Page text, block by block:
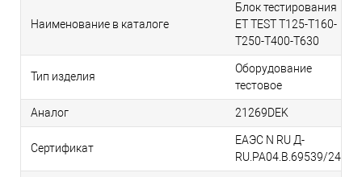
Наименование в каталоге
Блок тестирования
ET TEST T125-T160-
T250-T400-T630
Тип изделия
Оборудование
тестовое
Аналог 21269DEK
Сертификат
ЕАЭС N RU Д-
RU.РА04.В.69539/24